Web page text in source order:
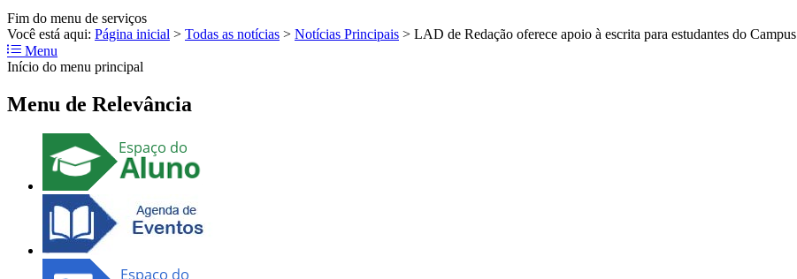
Fim do menu de serviços
Você está aqui: Página inicial > Todas as notícias > Notícias Principais > LAD de Redação oferece apoio à escrita para estudantes do Campus
Menu
Início do menu principal
Menu de Relevância